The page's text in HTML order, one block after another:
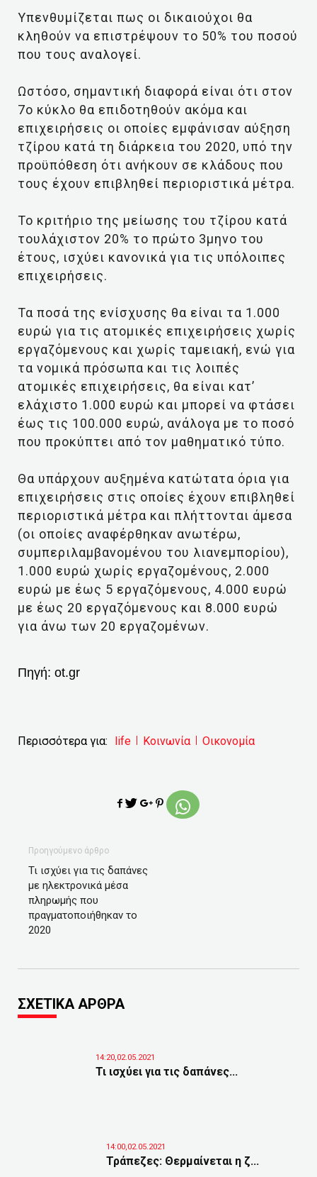
Υπενθυμίζεται πως οι δικαιούχοι θα
κληθούν να επιστρέψουν το 50% του ποσού
που τους αναλογεί.
Ωστόσο, σημαντική διαφορά είναι ότι στον
7ο κύκλο θα επιδοτηθούν ακόμα και
επιχειρήσεις οι οποίες εμφάνισαν αύξηση
τζίρου κατά τη διάρκεια του 2020, υπό την
προϋπόθεση ότι ανήκουν σε κλάδους που
τους έχουν επιβληθεί περιοριστικά μέτρα.
Το κριτήριο της μείωσης του τζίρου κατά
τουλάχιστον 20% το πρώτο 3μηνο του
έτους, ισχύει κανονικά για τις υπόλοιπες
επιχειρήσεις.
Τα ποσά της ενίσχυσης θα είναι τα 1.000
ευρώ για τις ατομικές επιχειρήσεις χωρίς
εργαζόμενους και χωρίς ταμειακή, ενώ για
τα νομικά πρόσωπα και τις λοιπές
ατομικές επιχειρήσεις, θα είναι κατ’
ελάχιστο 1.000 ευρώ και μπορεί να φτάσει
έως τις 100.000 ευρώ, ανάλογα με το ποσό
που προκύπτει από τον μαθηματικό τύπο.
Θα υπάρχουν αυξημένα κατώτατα όρια για
επιχειρήσεις στις οποίες έχουν επιβληθεί
περιοριστικά μέτρα και πλήττονται άμεσα
(οι οποίες αναφέρθηκαν ανωτέρω,
συμπεριλαμβανομένου του λιανεμπορίου),
1.000 ευρώ χωρίς εργαζομένους, 2.000
ευρώ με έως 5 εργαζόμενους, 4.000 ευρώ
με έως 20 εργαζόμενους και 8.000 ευρώ
για άνω των 20 εργαζομένων.
Πηγή: ot.gr
Περισσότερα για: life Κοινωνία Οικονομία
Προηγούμενο άρθρο
Τι ισχύει για τις δαπάνες
με ηλεκτρονικά μέσα
πληρωμής που
πραγματοποιήθηκαν το
2020
ΣΧΕΤΙΚΑ ΑΡΘΡΑ
14:20,02.05.2021
Τι ισχύει για τις δαπάνες...
14:00,02.05.2021
Τράπεζες: Θερμαίνεται η ζ...